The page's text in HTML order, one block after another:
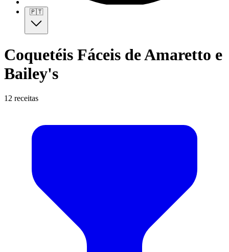
🇵🇹
Coquetéis Fáceis de Amaretto e
Bailey's
12 receitas